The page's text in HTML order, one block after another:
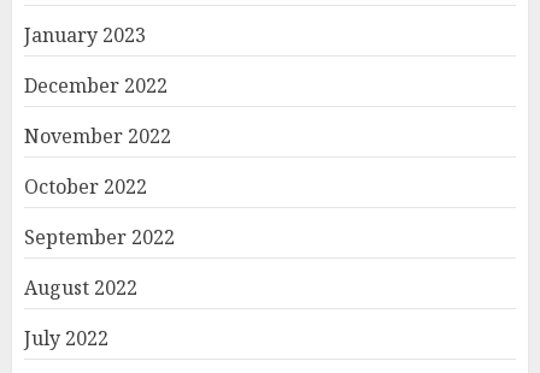
January 2023
December 2022
November 2022
October 2022
September 2022
August 2022
July 2022